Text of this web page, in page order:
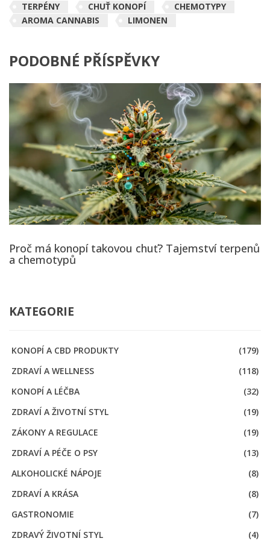
TERPÉNY CHUŤ KONOPÍ
CHEMOTYPY
AROMA CANNABIS
LIMONEN
PODOBNÉ PŘÍSPĚVKY
Proč má konopí takovou chuť? Tajemství terpenů
a chemotypů
KATEGORIE
KONOPÍ A CBD PRODUKTY
(179)
ZDRAVÍ A WELLNESS
(118)
KONOPÍ A LÉČBA
(32)
ZDRAVÍ A ŽIVOTNÍ STYL
(19)
ZÁKONY A REGULACE
(19)
ZDRAVÍ A PÉČE O PSY
(13)
ALKOHOLICKÉ NÁPOJE
(8)
ZDRAVÍ A KRÁSA
(8)
GASTRONOMIE
(7)
ZDRAVÝ ŽIVOTNÍ STYL
(4)